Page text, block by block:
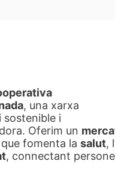
, una xarxa
i
Oferim un
que fomenta la salut,
, connectant